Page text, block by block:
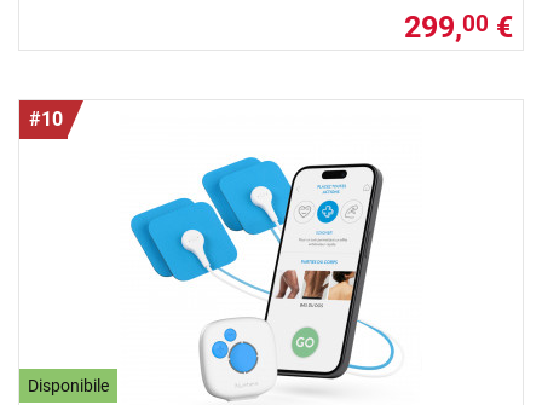
299,00 €
#10
Disponibile